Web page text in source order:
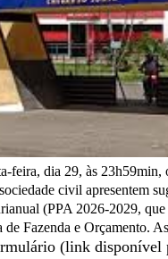
feira, dia 29, às
civil apresentem
(PPA 2026-2029,
de Fazenda e Orçamento.
(link disponível